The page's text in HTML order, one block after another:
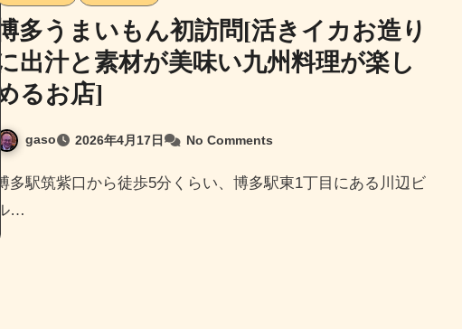
博多うまいもん初訪問[活きイカお造り
に出汁と素材が美味い九州料理が楽し
めるお店]
gaso 2026年4月17日 No Comments
博多駅筑紫口から徒歩5分くらい、博多駅東1丁目にある川辺ビ
ル…